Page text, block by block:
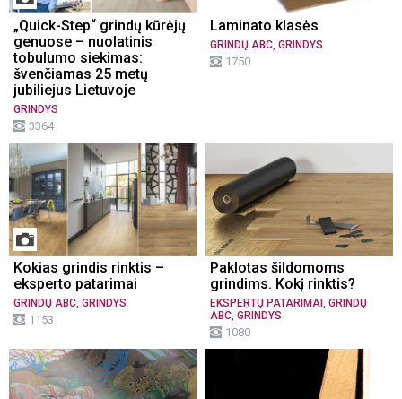
„Quick-Step“ grindų kūrėjų
genuose – nuolatinis
tobulumo siekimas:
švenčiamas 25 metų
jubiliejus Lietuvoje
GRINDYS
3364
Laminato klasės
GRINDŲ ABC, GRINDYS
1750
Kokias grindis rinktis –
eksperto patarimai
GRINDŲ ABC GRINDYS
1153
Paklotas šildomoms
grindims. Kokį rinktis?
EKSPERTŲ PATARIMAI GRINDŲ
ABC GRINDYS
1080